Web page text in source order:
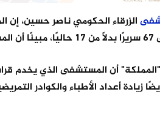
الزرقاء الحكومي ناصر حسين،
زيادة أعداد الأطباء والكوادر